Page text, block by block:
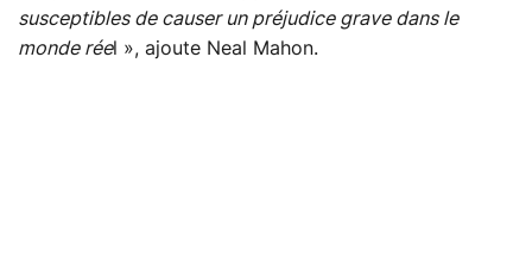
susceptibles de causer un préjudice grave dans le
monde réel », ajoute Neal Mahon.